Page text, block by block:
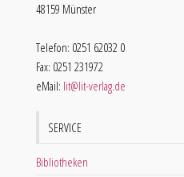
48159 Münster
Telefon: 0251 62032 0
Fax: 0251 231972
eMail: lit@lit-verlag.de
SERVICE
Bibliotheken